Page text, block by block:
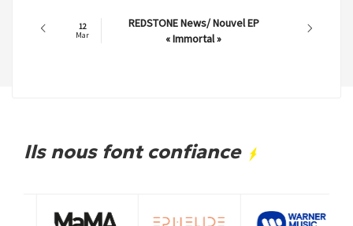
12
Mar
REDSTONE News/ Nouvel EP
« Immortal »
Ils nous font confiance